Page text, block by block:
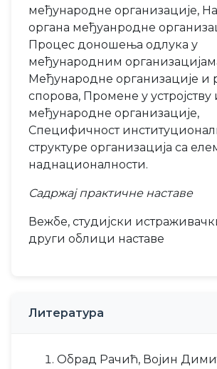
међународне организације,
органа међуанродне
Процес доношења одлука у
међународним
Међународне организације и
спорова, Промене у устројству
међународне организације,
Специфичност
структуре организација са
наднационалности.
Садржај практичне наставе
Вежбе, студијски
други облици наставе
Литература
Обрад Рачић, Војин